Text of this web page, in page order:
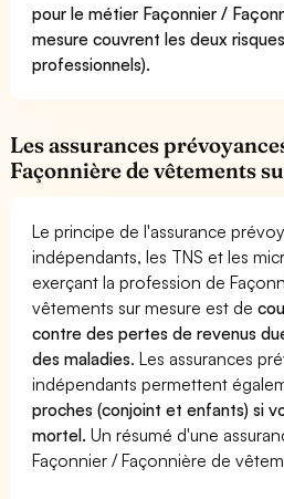
pour le métier Façonnier /
mesure couvrent les deux
professionnels).
Les assurances
Façonnière de vêtements
Le principe de l'assurance
indépendants, les TNS et les
exerçant la profession de
vêtements sur mesure est de
contre des pertes de revenus
des maladies. Les assurances
indépendants permettent
proches (conjoint et enfants) si
mortel. Un résumé d'une
Façonnier / Façonnière de